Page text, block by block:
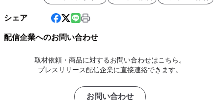
シェア
配信企業へのお問い合わせ
取材依頼・商品に対するお問い合わせはこちら。
プレスリリース配信企業に直接連絡できます。
お問い合わせ